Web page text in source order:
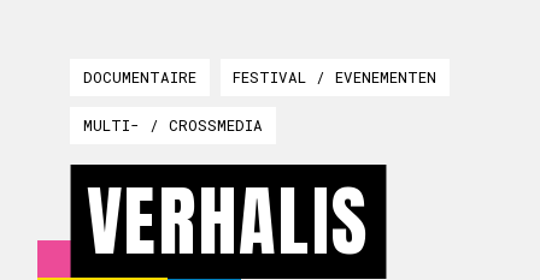
DOCUMENTAIRE FESTIVAL / EVENEMENTEN
MULTI- / CROSSMEDIA
VERHALIS